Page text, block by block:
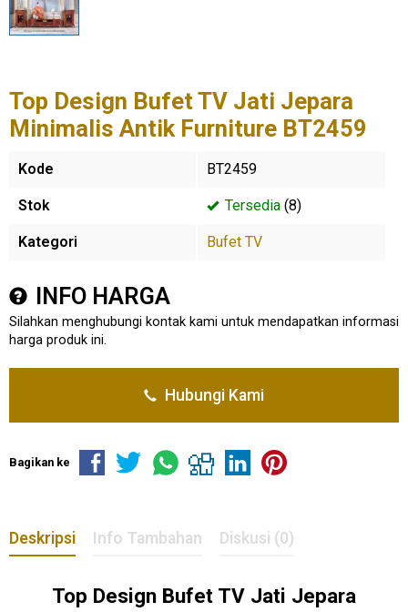
Top Design Bufet TV Jati Jepara
Minimalis Antik Furniture BT2459
Kode BT2459
Stok Tersedia (8)
Kategori Bufet TV
INFO HARGA
Silahkan menghubungi kontak kami untuk mendapatkan informasi
harga produk ini.
Hubungi Kami
Bagikan ke
Deskripsi Info Tambahan Diskusi (0)
Top Design Bufet TV Jati Jepara